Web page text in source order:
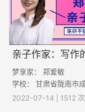
梦享家： 郑爱敏
学校： 甘肃省陇南市成县黄陈镇黄陈中
2022-07-14 | 1512